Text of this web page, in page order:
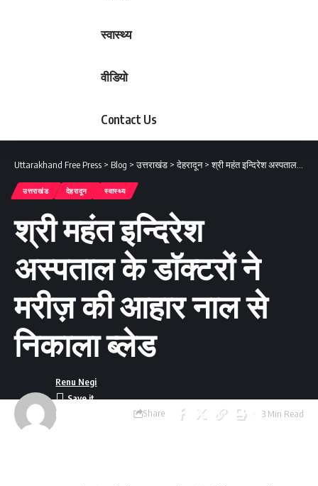
स्वास्थ्य
वीडियो
Contact Us
Uttarakhand Free Press > Blog >उत्तराखंड >देहरादून>श्री महंत इन्दिरेश अस्पताल के डाॅक्टरों ने मरीज़ की आहार नाल से निकाला ब्लेड
उत्तराखंड देहरादून स्वास्थ्य
श्री महंत इन्दिरेश
अस्पताल के डाॅक्टरों ने
मरीज़ की आहार नाल से
निकाला ब्लेड
Last updated:
Renu Negi
Share 3 Min Read